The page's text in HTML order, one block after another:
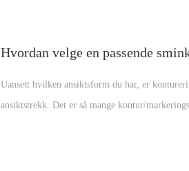
Hvordan velge en passende
Uansett hvilken ansiktsform du har, er
ansiktstrekk. Det er så mange kontur/